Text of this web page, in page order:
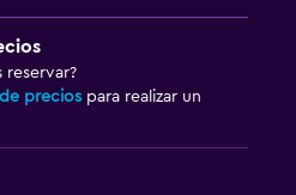
reservar?
precios para realizar un